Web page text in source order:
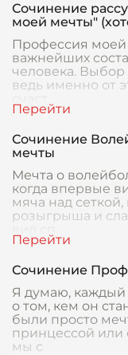
Сочинение
моей мечты"
Профессия моей
важнейших
человека.
ведь именно от
Сочинение
мечты
Мечта о
когда впервые
мяча над
розыгрыша и
Сочинение
Я думаю, каждый
о том, кем он
были просто
принцессой или
мы с